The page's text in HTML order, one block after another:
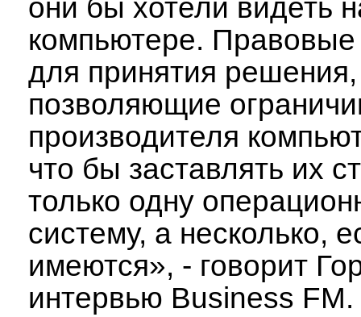
они бы хотели видеть
компьютере. Правовые
для принятия решения,
позволяющие
производителя
что бы заставлять их
только одну
систему, а несколько,
имеются», - говорит
интервью Business FM.